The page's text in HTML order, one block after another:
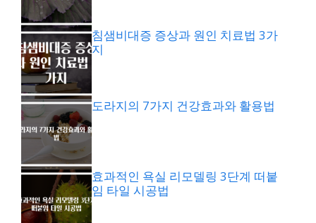
침샘비대증 증상과 원인 치료법 3가
지
도라지의 7가지 건강효과와 활용법
효과적인 욕실 리모델링 3단계 떠붙
임 타일 시공법